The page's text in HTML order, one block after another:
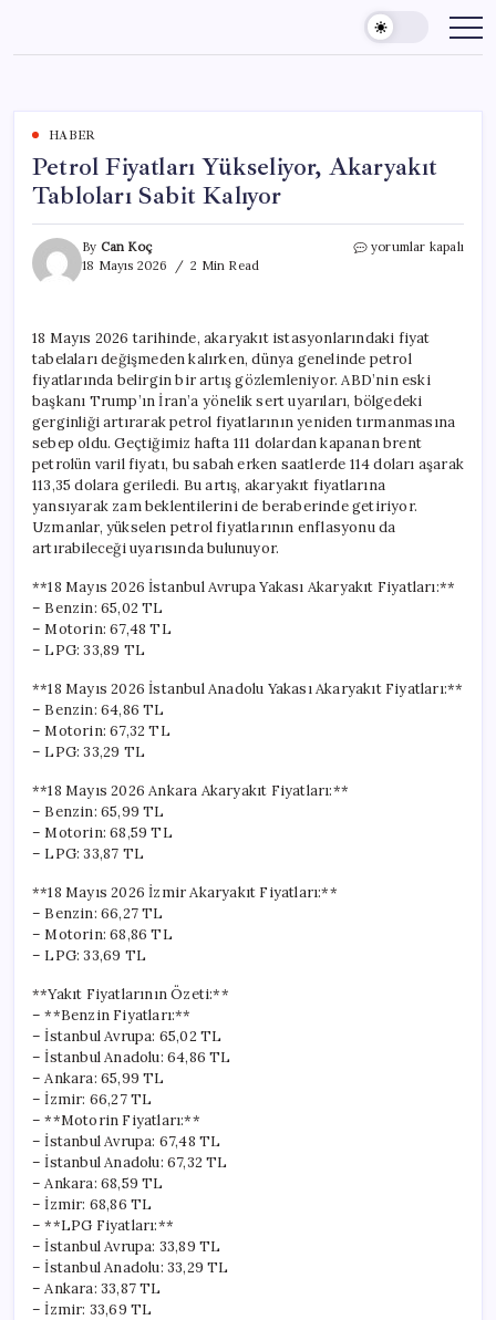
content
HABER
Petrol Fiyatları Yükseliyor, Akaryakıt
Tabloları Sabit Kalıyor
By Can Koç
18 Mayıs 2026
2 Min Read
Petrol
Sabit
Kalıyor
için
yorumlar kapalı
18 Mayıs 2026 tarihinde, akaryakıt istasyonlarındaki fiyat
tabelaları değişmeden kalırken, dünya genelinde petrol
fiyatlarında belirgin bir artış gözlemleniyor. ABD’nin eski
başkanı Trump’ın İran’a yönelik sert uyarıları, bölgedeki
gerginliği artırarak petrol fiyatlarının yeniden tırmanmasına
sebep oldu. Geçtiğimiz hafta 111 dolardan kapanan brent
petrolün varil fiyatı, bu sabah erken saatlerde 114 doları aşarak
113,35 dolara geriledi. Bu artış, akaryakıt fiyatlarına
yansıyarak zam beklentilerini de beraberinde getiriyor.
Uzmanlar, yükselen petrol fiyatlarının enflasyonu da
artırabileceği uyarısında bulunuyor.
**18 Mayıs 2026 İstanbul Avrupa Yakası Akaryakıt Fiyatları:**
– Benzin: 65,02 TL
– Motorin: 67,48 TL
– LPG: 33,89 TL
**18 Mayıs 2026 İstanbul Anadolu Yakası Akaryakıt Fiyatları:**
– Benzin: 64,86 TL
– Motorin: 67,32 TL
– LPG: 33,29 TL
**18 Mayıs 2026 Ankara Akaryakıt Fiyatları:**
– Benzin: 65,99 TL
– Motorin: 68,59 TL
– LPG: 33,87 TL
**18 Mayıs 2026 İzmir Akaryakıt Fiyatları:**
– Benzin: 66,27 TL
– Motorin: 68,86 TL
– LPG: 33,69 TL
**Yakıt Fiyatlarının Özeti:**
– **Benzin Fiyatları:**
– İstanbul Avrupa: 65,02 TL
– İstanbul Anadolu: 64,86 TL
– Ankara: 65,99 TL
– İzmir: 66,27 TL
– **Motorin Fiyatları:**
– İstanbul Avrupa: 67,48 TL
– İstanbul Anadolu: 67,32 TL
– Ankara: 68,59 TL
– İzmir: 68,86 TL
– **LPG Fiyatları:**
– İstanbul Avrupa: 33,89 TL
– İstanbul Anadolu: 33,29 TL
– Ankara: 33,87 TL
– İzmir: 33,69 TL